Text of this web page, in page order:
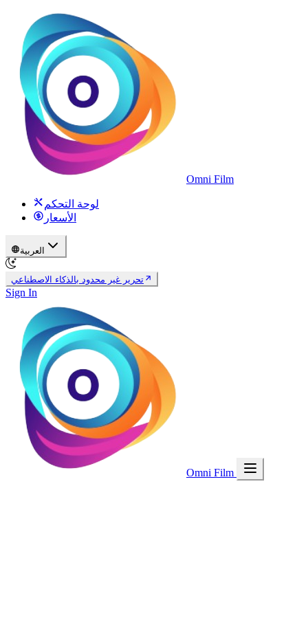
Omni Film
لوحة التحكم
الأسعار
العربية
تحرير غير محدود بالذكاء الاصطناعي
Sign In
Omni Film